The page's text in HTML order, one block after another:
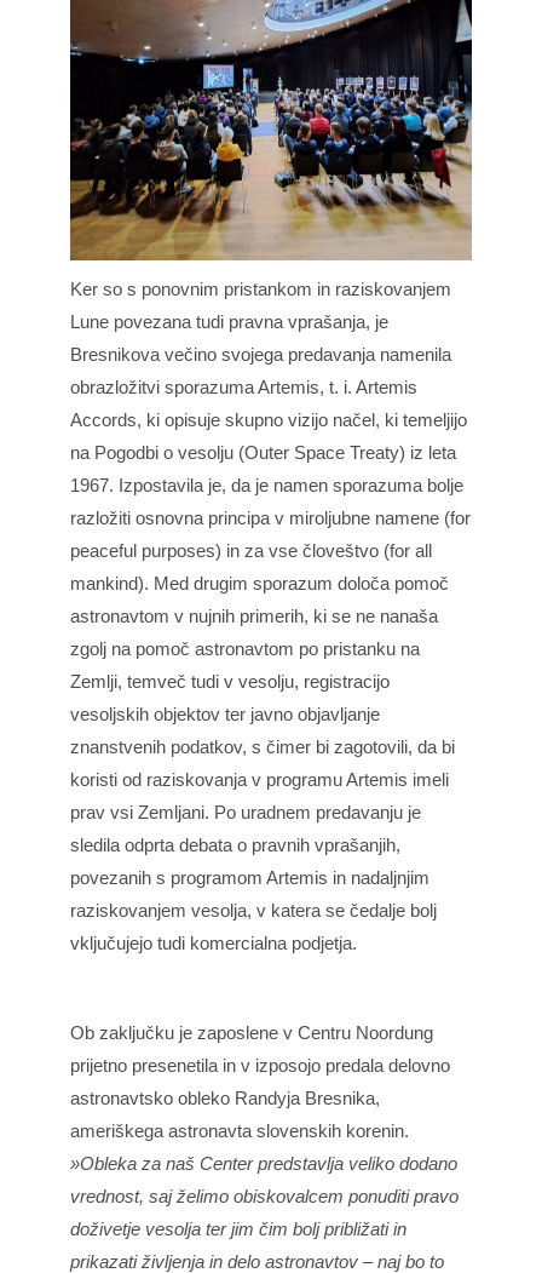
Ker so s ponovnim pristankom in raziskovanjem
Lune povezana tudi pravna vprašanja, je
Bresnikova večino svojega predavanja namenila
obrazložitvi sporazuma Artemis, t. i. Artemis
Accords, ki opisuje skupno vizijo načel, ki temeljijo
na Pogodbi o vesolju (Outer Space Treaty) iz leta
1967. Izpostavila je, da je namen sporazuma bolje
razložiti osnovna principa v miroljubne namene (for
peaceful purposes) in za vse človeštvo (for all
mankind). Med drugim sporazum določa pomoč
astronavtom v nujnih primerih, ki se ne nanaša
zgolj na pomoč astronavtom po pristanku na
Zemlji, temveč tudi v vesolju, registracijo
vesoljskih objektov ter javno objavljanje
znanstvenih podatkov, s čimer bi zagotovili, da bi
koristi od raziskovanja v programu Artemis imeli
prav vsi Zemljani. Po uradnem predavanju je
sledila odprta debata o pravnih vprašanjih,
povezanih s programom Artemis in nadaljnjim
raziskovanjem vesolja, v katera se čedalje bolj
vključujejo tudi komercialna podjetja.
Ob zaključku je zaposlene v Centru Noordung
prijetno presenetila in v izposojo predala delovno
astronavtsko obleko Randyja Bresnika,
ameriškega astronavta slovenskih korenin.
»Obleka za naš Center predstavlja veliko dodano
vrednost, saj želimo obiskovalcem ponuditi pravo
doživetje vesolja ter jim čim bolj približati in
prikazati življenja in delo astronavtov – naj bo to